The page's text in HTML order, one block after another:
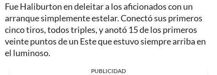
Fue Haliburton en deleitar a los aficionados con un
arranque simplemente estelar. Conectó sus primeros
cinco tiros, todos triples, y anotó 15 de los primeros
veinte puntos de un Este que estuvo siempre arriba en
el luminoso.
PUBLICIDAD